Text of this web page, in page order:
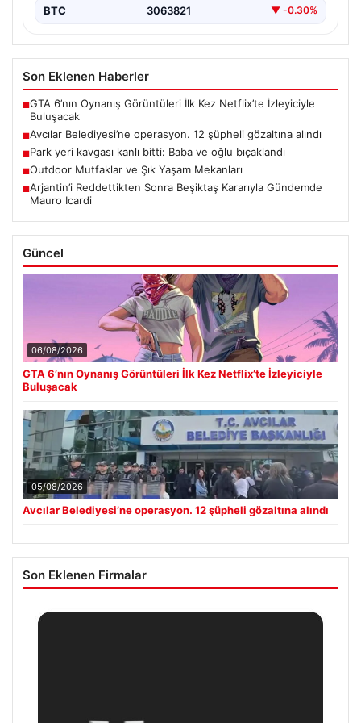
BTC 3063821 ▼ -0.30%
Son Eklenen Haberler
■GTA 6’nın Oynanış Görüntüleri İlk Kez Netflix’te İzleyiciyle
Buluşacak
■Avcılar Belediyesi’ne operasyon. 12 şüpheli gözaltına alındı
■Park yeri kavgası kanlı bitti: Baba ve oğlu bıçaklandı
■Outdoor Mutfaklar ve Şık Yaşam Mekanları
■Arjantin’i Reddettikten Sonra Beşiktaş Kararıyla Gündemde
Mauro Icardi
Güncel
06/08/2026
GTA 6’nın Oynanış Görüntüleri İlk Kez Netflix’te İzleyiciyle
Buluşacak
05/08/2026
Avcılar Belediyesi’ne operasyon. 12 şüpheli gözaltına alındı
Son Eklenen Firmalar